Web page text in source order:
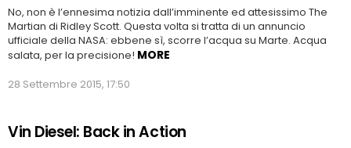
No, non è l’ennesima notizia dall’imminente ed attesissimo The
Martian di Ridley Scott. Questa volta si tratta di un annuncio
ufficiale della NASA: ebbene sì, scorre l’acqua su Marte. Acqua
salata, per la precisione! MORE
28 Settembre 2015, 17:50
Vin Diesel: Back in Action